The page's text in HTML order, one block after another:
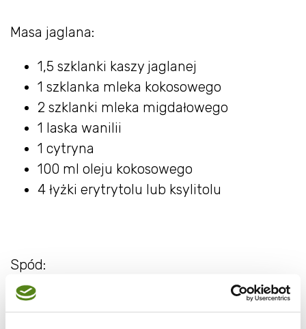
Masa jaglana:
1,5 szklanki kaszy jaglanej
1 szklanka mleka kokosowego
2 szklanki mleka migdałowego
1 laska wanilii
1 cytryna
100 ml oleju kokosowego
4 łyżki erytrytolu lub ksylitolu
Spód:
2 szklanki amarantusa ekspandowanego